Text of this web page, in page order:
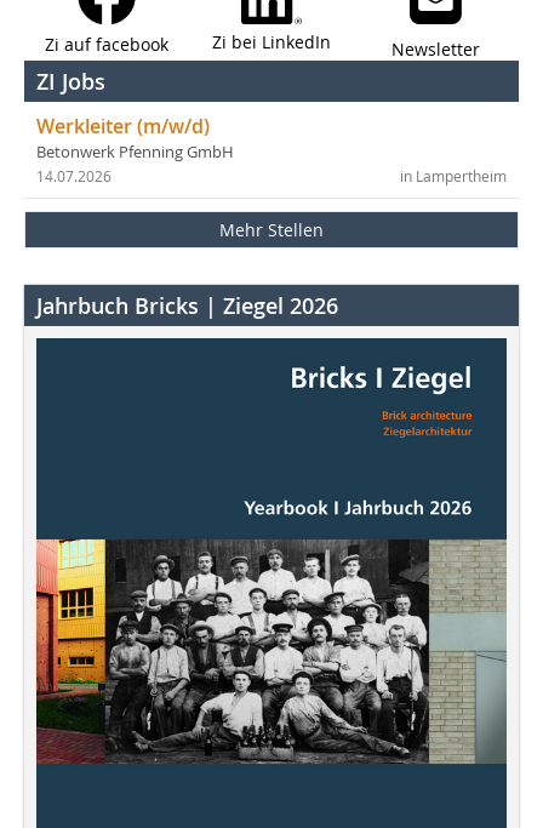
Zi auf facebook Zi bei LinkedIn Newsletter
ZI Jobs
Werkleiter (m/w/d)
Betonwerk Pfenning GmbH
in Lampertheim
14.07.2026
Mehr Stellen
Jahrbuch Bricks | Ziegel 2026